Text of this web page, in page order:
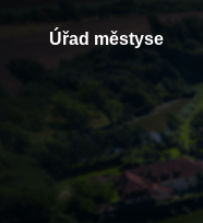
Úřad městyse